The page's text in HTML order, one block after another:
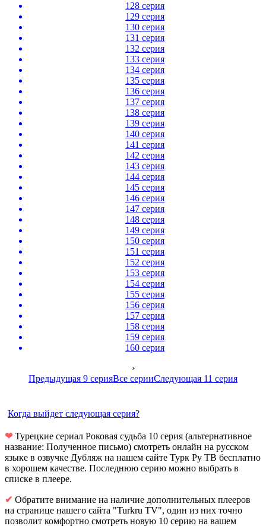
128 серия
129 серия
130 серия
131 серия
132 серия
133 серия
134 серия
135 серия
136 серия
137 серия
138 серия
139 серия
140 серия
141 серия
142 серия
143 серия
144 серия
145 серия
146 серия
147 серия
148 серия
149 серия
150 серия
151 серия
152 серия
153 серия
154 серия
155 серия
156 серия
157 серия
158 серия
159 серия
160 серия
›
Предыдущая 9 серияВсе серииСледующая 11 серия
Когда выйдет следующая серия?
❤Турецкие сериал Роковая судьба 10 серия (альтернативное
название: Полученное письмо) смотреть онлайн на русском
языке в озвучке Дубляж на нашем сайте Турк Ру ТВ бесплатно
в хорошем качестве. Последнюю серию можно выбрать в
списке в плеере.
✔ Обратите внимание на наличие дополнительных плееров
на странице нашего сайта "Turkru TV", один из них точно
позволит комфортно смотреть новую 10 серию на вашем